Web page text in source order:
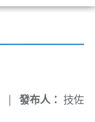
發布人： 技佐
|